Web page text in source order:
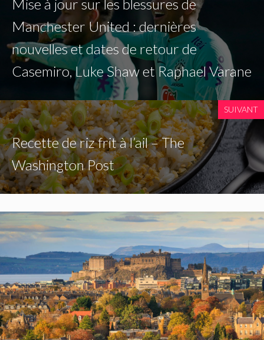
Mise à jour sur les blessures de
Manchester United : dernières
nouvelles et dates de retour de
Casemiro, Luke Shaw et Raphael Varane
SUIVANT
Recette de riz frit à l’ail – The
Washington Post